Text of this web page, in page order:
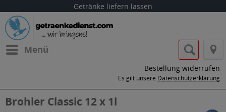
Getränke liefern lassen
Menü
Bestellung widerrufen
Es gilt unsere Datenschutzerklärung
Brohler Classic 12 x 1l